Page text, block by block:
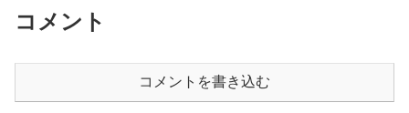
コメント
コメントを書き込む